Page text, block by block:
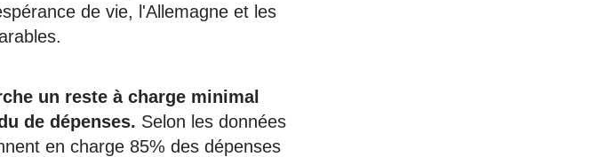
de vie, l'Allemagne et les
un reste à charge minimal
de dépenses. Selon les données
en charge 85% des dépenses